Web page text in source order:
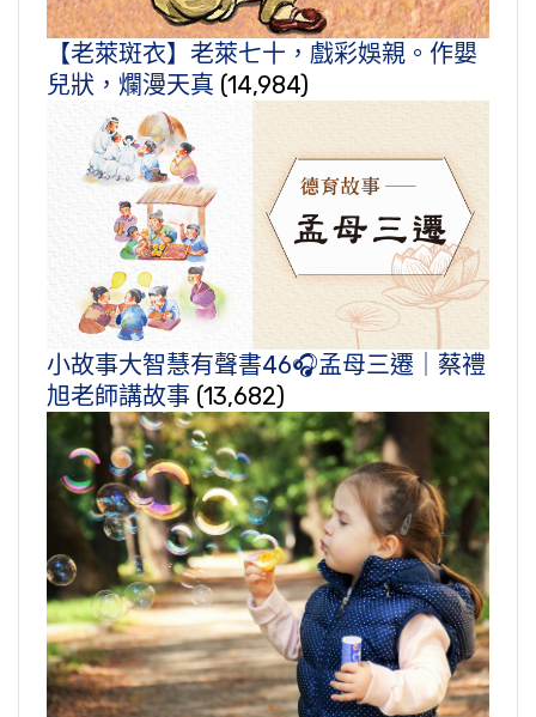
【老萊斑衣】老萊七十，戲彩娛親。作嬰
兒狀，爛漫天真 (14,984)
小故事大智慧有聲書46🎧孟母三遷｜蔡禮
旭老師講故事 (13,682)